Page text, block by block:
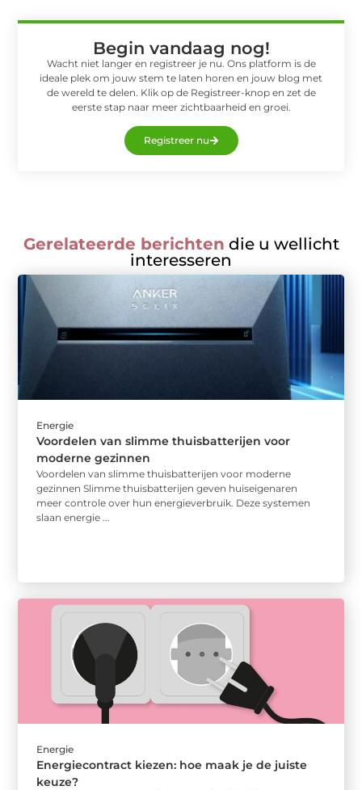
Begin vandaag nog!
Wacht niet langer en registreer je nu. Ons platform is de
ideale plek om jouw stem te laten horen en jouw blog met
de wereld te delen. Klik op de Registreer-knop en zet de
eerste stap naar meer zichtbaarheid en groei.
Registreer nu
Gerelateerde berichten die u wellicht
interesseren
Energie
Voordelen van slimme thuisbatterijen voor
moderne gezinnen
Voordelen van slimme thuisbatterijen voor moderne
gezinnen Slimme thuisbatterijen geven huiseigenaren
meer controle over hun energieverbruik. Deze systemen
slaan energie ...
Energie
Energiecontract kiezen: hoe maak je de juiste
keuze?